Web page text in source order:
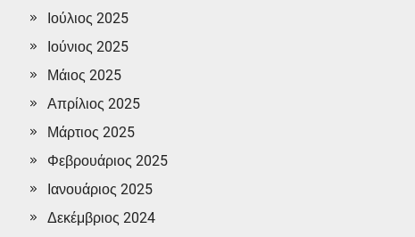
Ιούλιος 2025
Ιούνιος 2025
Μάιος 2025
Απρίλιος 2025
Μάρτιος 2025
Φεβρουάριος 2025
Ιανουάριος 2025
Δεκέμβριος 2024